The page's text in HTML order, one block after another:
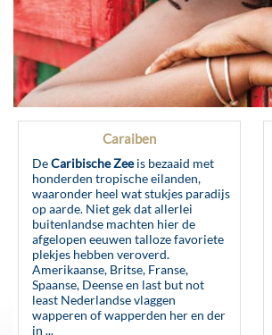
Caraiben
DeCaribische Zeeis bezaaid met
honderden tropische eilanden,
waaronder heel wat stukjes paradijs
op aarde. Niet gek dat allerlei
buitenlandse machten hier de
afgelopen eeuwen talloze favoriete
plekjes hebben veroverd.
Amerikaanse, Britse, Franse,
Spaanse, Deense en last but not
least Nederlandse vlaggen
wapperen of wapperden her en der
in ...